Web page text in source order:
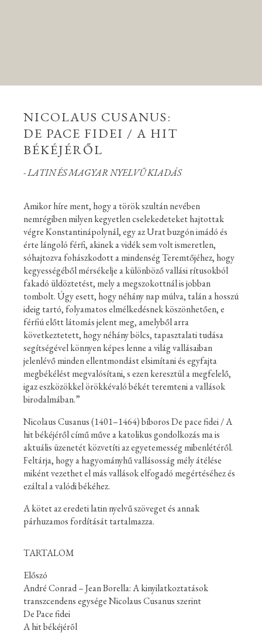
NICOLAUS CUSANUS:
DE PACE FIDEI / A HIT
BÉKÉJÉRŐL
- LATIN ÉS MAGYAR NYELVŰ KIADÁS
Amikor híre ment, hogy a török szultán nevében
nemrégiben milyen kegyetlen cselekedeteket hajtottak
végre Konstantinápolynál, egy az Urat buzgón imádó és
érte lángoló férfi, akinek a vidék sem volt ismeretlen,
sóhajtozva fohászkodott a mindenség Teremtőjéhez, hogy
kegyességéből mérsékelje a különböző vallási rítusokból
fakadó üldöztetést, mely a megszokottnál is jobban
tombolt. Úgy esett, hogy néhány nap múlva, talán a hosszú
ideig tartó, folyamatos elmélkedésnek köszönhetően, e
férfiú előtt látomás jelent meg, amelyből arra
következtetett, hogy néhány bölcs, tapasztalati tudása
segítségével könnyen képes lenne a világ vallásaiban
jelenlévő minden ellentmondást elsimítani és egyfajta
megbékélést megvalósítani, s ezen keresztül a megfelelő,
igaz eszközökkel örökkévaló békét teremteni a vallások
birodalmában.”
Nicolaus Cusanus (1401–1464) bíboros De pace fidei / A
hit békéjéről című műve a katolikus gondolkozás ma is
aktuális üzenetét közvetíti az egyetemesség mibenlétéről.
Feltárja, hogy a hagyományhű vallásosság mély átélése
miként vezethet el más vallások elfogadó megértéséhez és
ezáltal a valódi békéhez.
A kötet az eredeti latin nyelvű szöveget és annak
párhuzamos fordítását tartalmazza.
TARTALOM
Előszó
André Conrad – Jean Borella: A kinyilatkoztatások
transzcendens egysége Nicolaus Cusanus szerint
De Pace fidei
A hit békéjérõl